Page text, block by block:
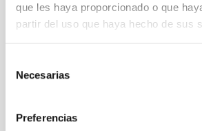
que les haya proporcionado o que
partir del uso que haya hecho de sus
Necesarias
Preferencias
BIA_0268